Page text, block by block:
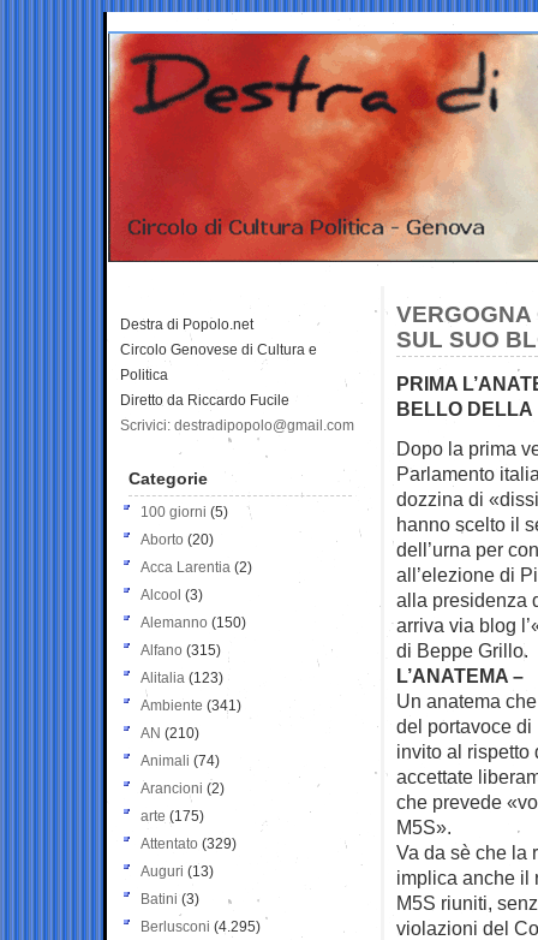
SUL SUO
PRIMA
BELLO DELLA
Dopo la prima
Parlamento
dozzina di
hanno scelto il
dell’urna per
all’elezione di
alla presidenza
arriva via blog
di Beppe Grillo.
L’ANATEMA –
Un anatema
del portavoce di
invito al rispetto
accettate
che prevede
M5S».
Va da sè che la
implica anche il
M5S riuniti,
violazioni del
Destra di Popolo.net
Circolo Genovese di Cultura e
Politica
Diretto da Riccardo Fucile
Scrivici: destradipopolo@gmail.com
Categorie
100 giorni (5)
Aborto (20)
Acca Larentia (2)
Alcool (3)
Alemanno (150)
Alfano (315)
Alitalia (123)
Ambiente (341)
AN (210)
Animali (74)
Arancioni (2)
arte (175)
Attentato (329)
Auguri (13)
Batini (3)
Berlusconi (4.295)